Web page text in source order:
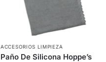
ACCESORIOS LIMPIEZA
Paño De Silicona Hoppe’s